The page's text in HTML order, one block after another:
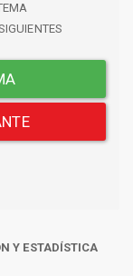
Y ESTADÍSTICA